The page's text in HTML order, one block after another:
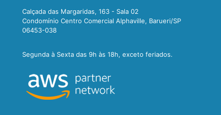
Calçada das Margaridas, 163 - Sala 02
Condomínio Centro Comercial Alphaville, Barueri/SP
06453-038
Segunda à Sexta das 9h às 18h, exceto feriados.